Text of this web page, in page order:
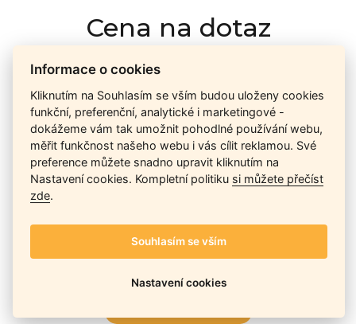
Cena na dotaz
výkonnosti a atypičnosti daného modelu. Pokusíme se
nabídnoutaktuálně nejlepší cenu , a Vy si vyberete, co je pro
Vás nejvýhodnější.
Telefon / Email
Informace o cookies
Kliknutím na Souhlasím se vším budou uloženy cookies
funkční, preferenční, analytické i marketingové -
dokážeme vám tak umožnit pohodlné používání webu,
měřit funkčnost našeho webu i vás cílit reklamou. Své
preference můžete snadno upravit kliknutím na
Nastavení cookies. Kompletní politiku si můžete přečíst
zde.
Souhlasím se vším
Nastavení cookies